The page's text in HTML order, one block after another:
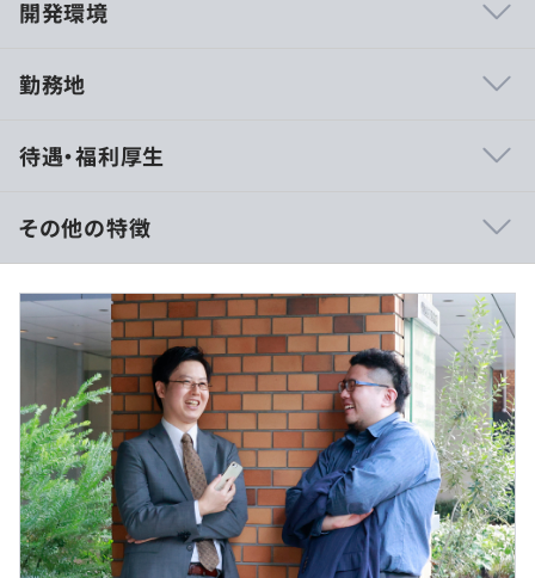
開発環境
資格奨励金は最大50万円。積極的に資格取得をする社員
■自社パッケージ：個信（KOSHiN）<個人信用情報シス
テム>
■大手食品会社：社内業務Webシステム開発
■官公庁：コンシューマ向けWebシステム開発
■スキルアップ研修や技術研修あり
■資格取得奨励金：最大50万円
■自己学習に使えるコンテンツあり
勤務地
待遇・福利厚生
◆月収：27万円～64万円
※経験・能力を考慮の上、当社規定により決定いたしま
す。
※残業代は全額支給いたします。
（※想定年収 は年収提示額を保証するものではありません）
その他の特徴